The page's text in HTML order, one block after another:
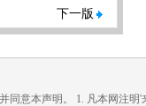
下一版
同意本声明。 1. 凡本网注